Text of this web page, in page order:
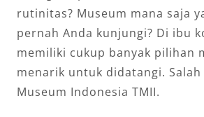
rutinitas? Museum mana saja
pernah Anda kunjungi? Di ibu
memiliki cukup banyak pilihan
menarik untuk didatangi.
Museum Indonesia TMII.